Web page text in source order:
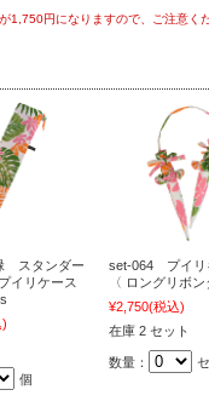
円になりますので、ご注意くだ
スタンダー
イリケース
s
個
set-064 プイリ
〈 ロングリボン
¥2,750(税込)
在庫 2 セット
数量：